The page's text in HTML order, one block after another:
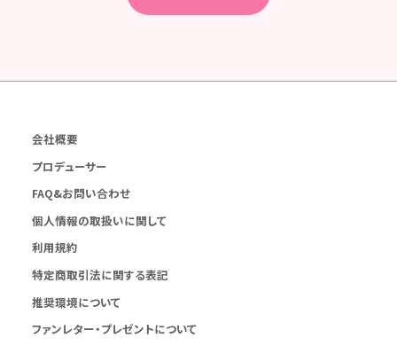
会社概要
プロデューサー
FAQ&お問い合わせ
個人情報の取扱いに関して
利用規約
特定商取引法に関する表記
推奨環境について
ファンレター・プレゼントについて